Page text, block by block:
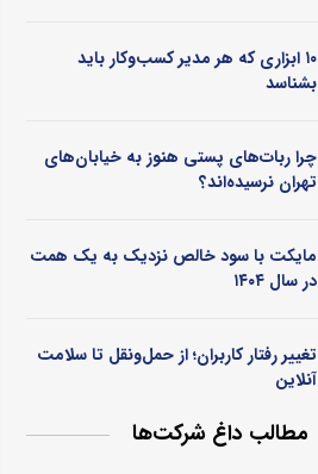
۱۰ ابزاری که هر مدیر کسب‌وکار باید
بشناسد
چرا ربات‌های پستی هنوز به خیابان‌های
تهران نرسیده‌اند؟
مایکت با سود خالص نزدیک به یک همت
در سال ۱۴۰۴
تغییر رفتار کاربران؛ از حمل‌ونقل تا سلامت
آنلاین
مطالب داغ شرکت‌ها